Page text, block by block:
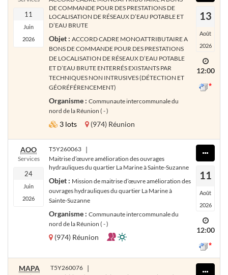
11
Juin
2026
DE COMMANDE POUR DES PRESTATIONS DE
LOCALISATION DE RÉSEAUX D’EAU POTABLE ET
D’EAU BRUTE
Objet : ACCORD CADRE MONOATTRIBUTAIRE A
BONS DE COMMANDE POUR DES PRESTATIONS
DE LOCALISATION DE RÉSEAUX D’EAU POTABLE
ET D’EAU BRUTE ENTERRÉS EXISTANTS PAR
TECHNIQUES NON INTRUSIVES (DÉTECTION ET
GÉORÉFÉRENCEMENT)
Organisme : Communaute intercommunale du
nord de la Réunion ( - )
3 lots (974) Réunion
13
Août
2026
12:00
AOO
Services
24
Juin
2026
T5Y260063 |
Maitrise d’œuvre amélioration des ouvrages
hydrauliques du quartier La Marine à Sainte-Suzanne
Objet : Mission de maitrise d’œuvre amélioration des
ouvrages hydrauliques du quartier La Marine à
Sainte-Suzanne
Organisme : Communaute intercommunale du
nord de la Réunion ( - )
(974) Réunion
11
Août
2026
12:00
MAPA T5Y260076 |